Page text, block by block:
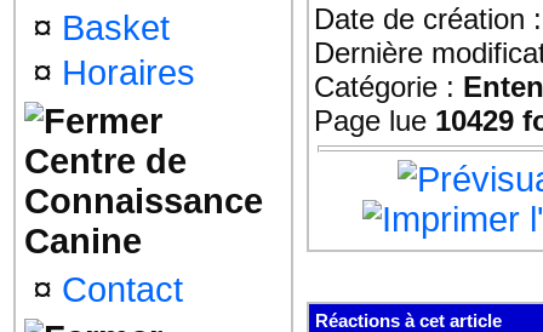
¤ Basket
¤ Horaires
Centre de
Connaissance
Canine
¤ Contact
Date de création
Dernière
Catégorie :
Page lue 10429
Réactions à cet article